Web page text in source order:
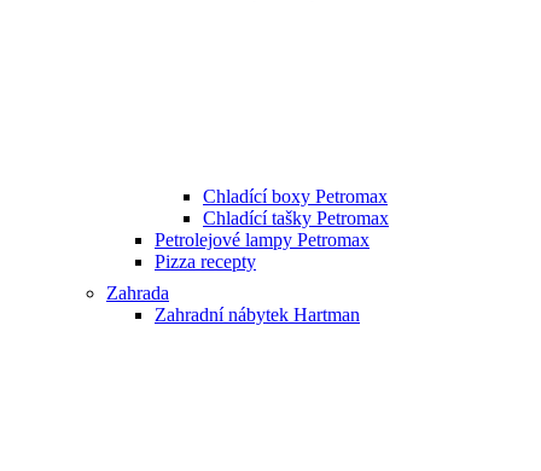
Chladící boxy Petromax
Chladící tašky Petromax
Petrolejové lampy Petromax
Pizza recepty
Zahrada
Zahradní nábytek Hartman